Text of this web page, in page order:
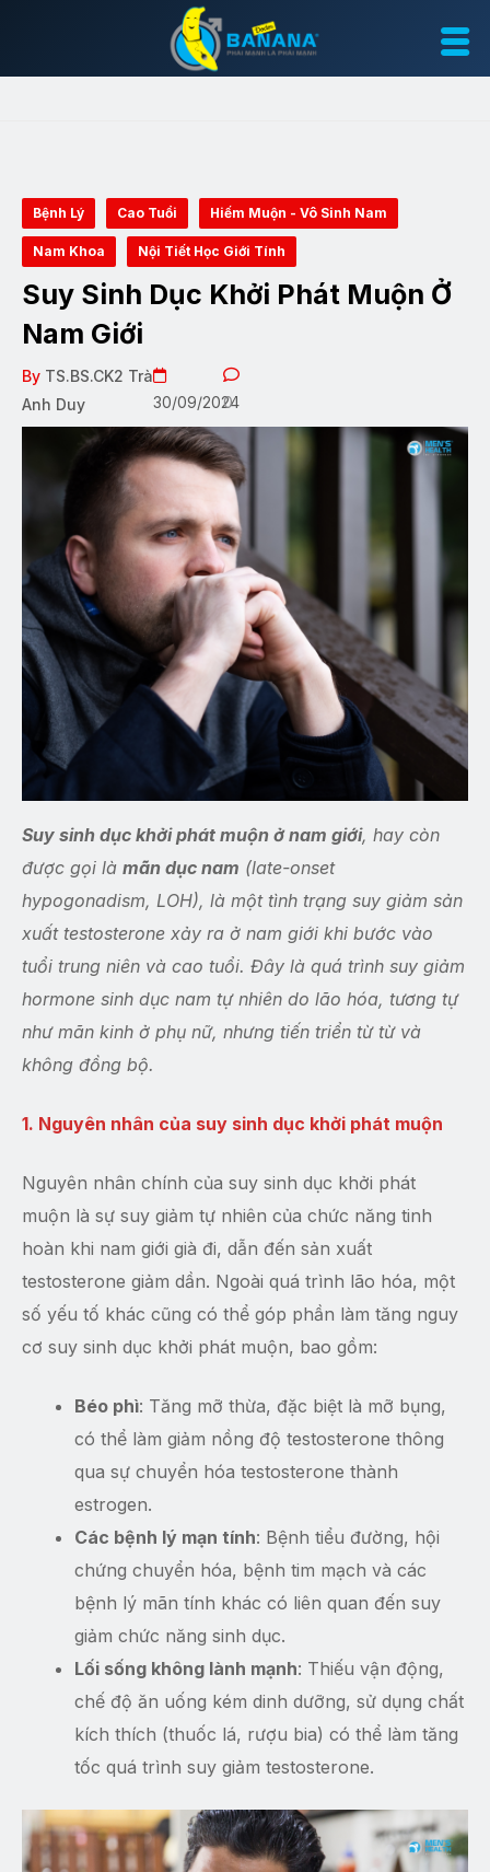
Bệnh Lý Cao Tuổi Hiếm Muộn - Vô Sinh Nam
Nam Khoa Nội Tiết Học Giới Tính
Suy Sinh Dục Khởi Phát Muộn Ở
Nam Giới
By TS.BS.CK2 Trà
Anh Duy
30/09/2024
0
Suy sinh dục khởi phát muộn ở nam giới, hay còn
được gọi là mãn dục nam (late-onset
hypogonadism, LOH), là một tình trạng suy giảm sản
xuất testosterone xảy ra ở nam giới khi bước vào
tuổi trung niên và cao tuổi. Đây là quá trình suy giảm
hormone sinh dục nam tự nhiên do lão hóa, tương tự
như mãn kinh ở phụ nữ, nhưng tiến triển từ từ và
không đồng bộ.
1. Nguyên nhân của suy sinh dục khởi phát muộn
Nguyên nhân chính của suy sinh dục khởi phát
muộn là sự suy giảm tự nhiên của chức năng tinh
hoàn khi nam giới già đi, dẫn đến sản xuất
testosterone giảm dần. Ngoài quá trình lão hóa, một
số yếu tố khác cũng có thể góp phần làm tăng nguy
cơ suy sinh dục khởi phát muộn, bao gồm:
Béo phì: Tăng mỡ thừa, đặc biệt là mỡ bụng,
có thể làm giảm nồng độ testosterone thông
qua sự chuyển hóa testosterone thành
estrogen.
Các bệnh lý mạn tính: Bệnh tiểu đường, hội
chứng chuyển hóa, bệnh tim mạch và các
bệnh lý mãn tính khác có liên quan đến suy
giảm chức năng sinh dục.
Lối sống không lành mạnh: Thiếu vận động,
chế độ ăn uống kém dinh dưỡng, sử dụng chất
kích thích (thuốc lá, rượu bia) có thể làm tăng
tốc quá trình suy giảm testosterone.